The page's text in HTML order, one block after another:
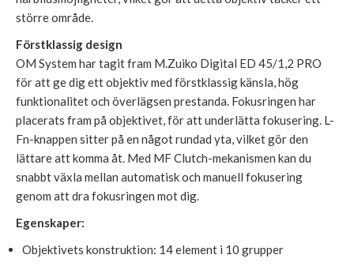
större område.
Förstklassig design
OM System har tagit fram M.Zuiko Digital ED 45/1,2 PRO
för att ge dig ett objektiv med förstklassig känsla, hög
funktionalitet och överlägsen prestanda. Fokusringen har
placerats fram på objektivet, för att underlätta fokusering. L-
Fn-knappen sitter på en något rundad yta, vilket gör den
lättare att komma åt. Med MF Clutch-mekanismen kan du
snabbt växla mellan automatisk och manuell fokusering
genom att dra fokusringen mot dig.
Egenskaper:
Objektivets konstruktion: 14 element i 10 grupper